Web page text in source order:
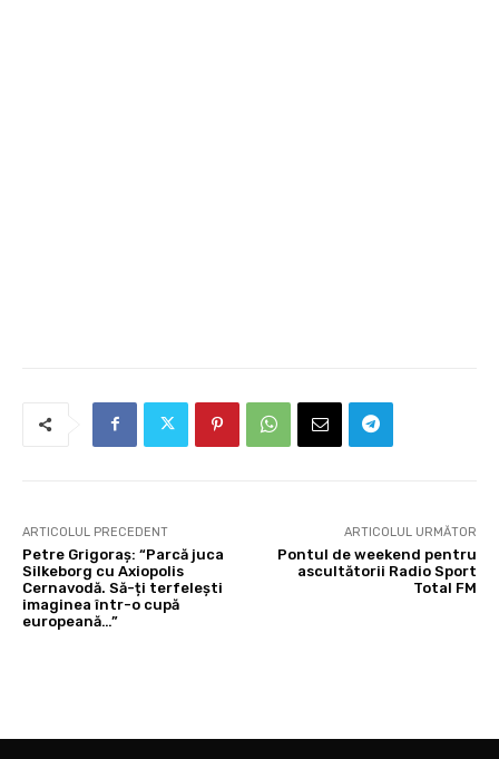
ARTICOLUL PRECEDENT
Petre Grigoraș: “Parcă juca
Silkeborg cu Axiopolis
Cernavodă. Să-ți terfelești
imaginea într-o cupă
europeană…”
ARTICOLUL URMĂTOR
Pontul de weekend pentru
ascultătorii Radio Sport
Total FM